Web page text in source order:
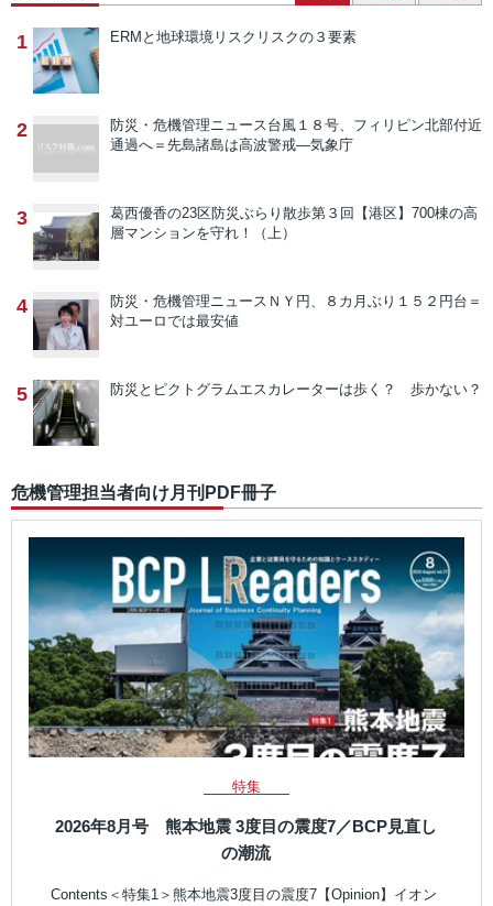
1 ERMと地球環境リスク リスクの３要素
2 防災・危機管理ニュース台風１８号、フィリピン北部付近
通過へ＝先島諸島は高波警戒―気象庁
3 葛西優香の23区防災ぶらり散歩第３回【港区】700棟の高
層マンションを守れ！（上）
4 防災・危機管理ニュース ＮＹ円、８カ月ぶり１５２円台＝
対ユーロでは最安値
5 防災とピクトグラムエスカレーターは歩く？ 歩かない？
危機管理担当者向け月刊PDF冊子
特集
2026年8月号 熊本地震 3度目の震度7／BCP見直し
の潮流
Contents＜特集1＞熊本地震3度目の震度7【Opinion】イオン